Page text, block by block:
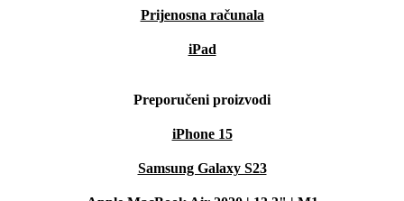
Prijenosna računala
iPad
Preporučeni proizvodi
iPhone 15
Samsung Galaxy S23